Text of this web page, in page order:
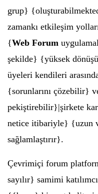
grup}
zamankı etkileşim
{Web Forum
şekilde} {yüksek
üyeleri kendileri
{sorunlarını çözebilir}
pekiştirebilir}|şirkete
netice itibariyle} {uzun
sağlamlaştırır}.
Çevrimiçi forum
sayılır} samimi